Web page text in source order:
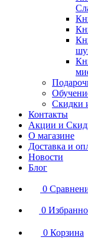
Скидки
Контакты
Акции и
О магазине
Доставка и
Новости
Блог
0
0
0 Корзина